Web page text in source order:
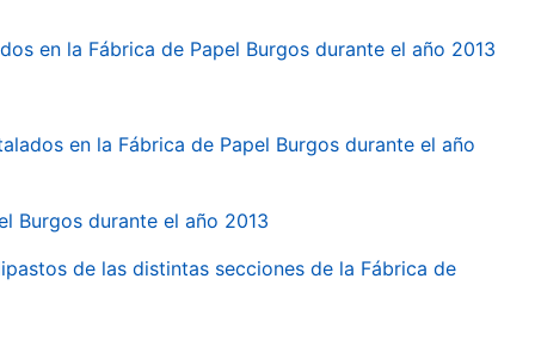
en la Fábrica de Papel Burgos durante el año 2013
en la Fábrica de Papel Burgos durante el año
Burgos durante el año 2013
de las distintas secciones de la Fábrica de